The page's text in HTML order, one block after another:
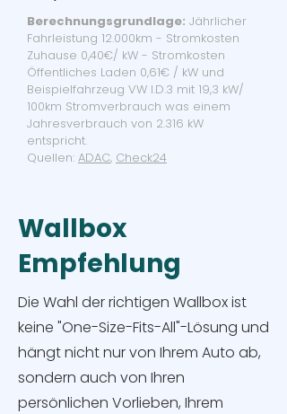
Berechnungsgrundlage: Jährlicher
Fahrleistung 12.000km - Stromkosten
Zuhause 0,40€/ kW - Stromkosten
Öffentliches Laden 0,61€ / kW und
Beispielfahrzeug VW I.D.3 mit 19,3 kW/
100km Stromverbrauch was einem
Jahresverbrauch von 2.316 kW
entspricht.
Quellen: ADAC, Check24
Wallbox
Empfehlung
Die Wahl der richtigen Wallbox ist
keine "One-Size-Fits-All"-Lösung und
hängt nicht nur von Ihrem Auto ab,
sondern auch von Ihren
persönlichen Vorlieben, Ihrem